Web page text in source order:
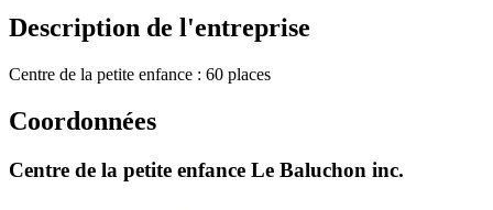
Description de l'entreprise
Centre de la petite enfance : 60 places
Coordonnées
Centre de la petite enfance Le Baluchon inc.